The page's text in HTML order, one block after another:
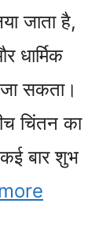
जाता है,
सकता।
चिंतन का
बार शुभ